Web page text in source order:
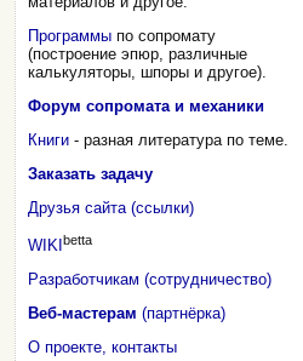
Программы по сопромату
(построение эпюр, различные
калькуляторы, шпоры и другое).
Форум сопромата и механики
Книги - разная литература по теме.
Заказать задачу
Друзья сайта (ссылки)
WIKI betta
Разработчикам (сотрудничество)
Веб-мастерам (партнёрка)
О проекте, контакты